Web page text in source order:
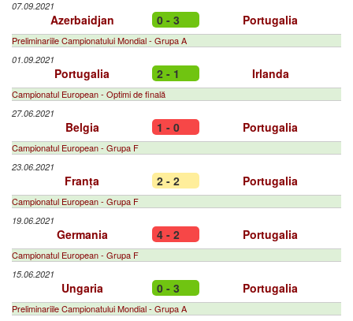
07.09.2021
Azerbaidjan 0 - 3 Portugalia
Preliminariile Campionatului Mondial - Grupa A
01.09.2021
Portugalia 2 - 1 Irlanda
Campionatul European - Optimi de finală
27.06.2021
Belgia 1 - 0 Portugalia
Campionatul European - Grupa F
23.06.2021
Franța 2 - 2 Portugalia
Campionatul European - Grupa F
19.06.2021
Germania 4 - 2 Portugalia
Campionatul European - Grupa F
15.06.2021
Ungaria 0 - 3 Portugalia
Preliminariile Campionatului Mondial - Grupa A